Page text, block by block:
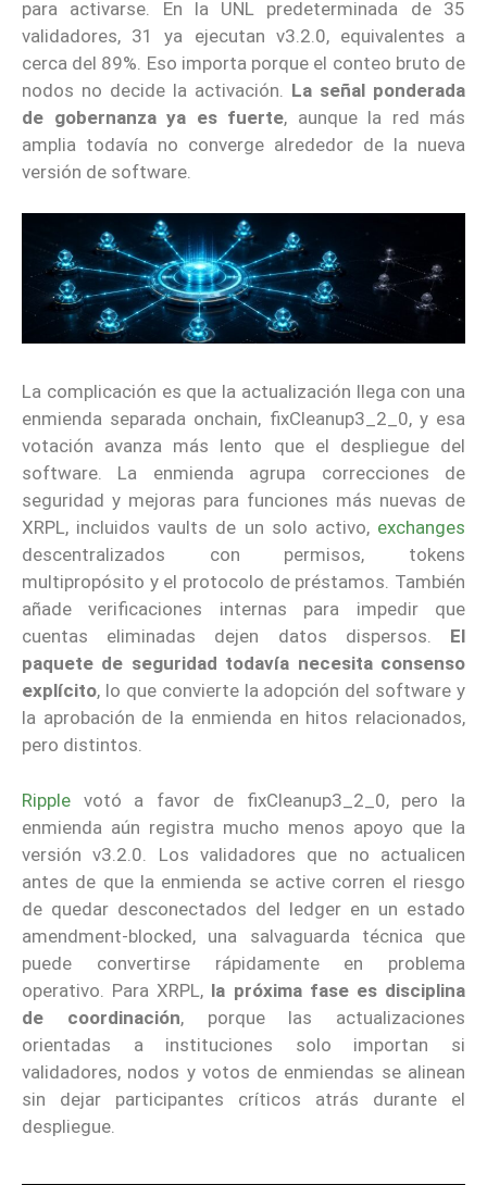
para activarse. En la UNL predeterminada de 35
validadores, 31 ya ejecutan v3.2.0, equivalentes a
cerca del 89%. Eso importa porque el conteo bruto de
nodos no decide la activación. La señal ponderada
de gobernanza ya es fuerte, aunque la red más
amplia todavía no converge alrededor de la nueva
versión de software.
La complicación es que la actualización llega con una
enmienda separada onchain, fixCleanup3_2_0, y esa
votación avanza más lento que el despliegue del
software. La enmienda agrupa correcciones de
seguridad y mejoras para funciones más nuevas de
XRPL, incluidos vaults de un solo activo, exchanges
descentralizados con permisos, tokens
multipropósito y el protocolo de préstamos. También
añade verificaciones internas para impedir que
cuentas eliminadas dejen datos dispersos. El
paquete de seguridad todavía necesita consenso
explícito, lo que convierte la adopción del software y
la aprobación de la enmienda en hitos relacionados,
pero distintos.
Ripple votó a favor de fixCleanup3_2_0, pero la
enmienda aún registra mucho menos apoyo que la
versión v3.2.0. Los validadores que no actualicen
antes de que la enmienda se active corren el riesgo
de quedar desconectados del ledger en un estado
amendment-blocked, una salvaguarda técnica que
puede convertirse rápidamente en problema
operativo. Para XRPL, la próxima fase es disciplina
de coordinación, porque las actualizaciones
orientadas a instituciones solo importan si
validadores, nodos y votos de enmiendas se alinean
sin dejar participantes críticos atrás durante el
despliegue.